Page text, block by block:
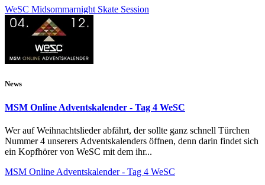
WeSC Midsommarnight Skate Session
News
MSM Online Adventskalender - Tag 4 WeSC
Wer auf Weihnachtslieder abfährt, der sollte ganz schnell Türchen
Nummer 4 unserers Adventskalenders öffnen, denn darin findet sich
ein Kopfhörer von WeSC mit dem ihr...
MSM Online Adventskalender - Tag 4 WeSC